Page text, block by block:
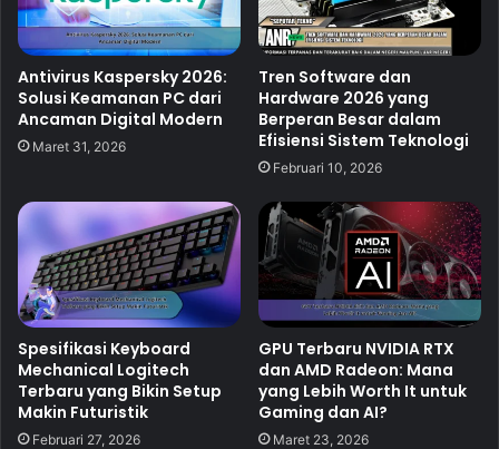
Antivirus Kaspersky 2026:
Solusi Keamanan PC dari
Ancaman Digital Modern
Maret 31, 2026
Tren Software dan
Hardware 2026 yang
Berperan Besar dalam
Efisiensi Sistem Teknologi
Februari 10, 2026
Spesifikasi Keyboard
Mechanical Logitech
Terbaru yang Bikin Setup
Makin Futuristik
Februari 27, 2026
GPU Terbaru NVIDIA RTX
dan AMD Radeon: Mana
yang Lebih Worth It untuk
Gaming dan AI?
Maret 23, 2026